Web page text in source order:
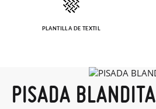
PLANTILLA DE TEXTIL
PISADA BLANDITA